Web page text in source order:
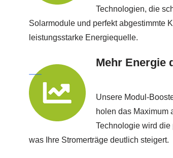
Technologien, die
Solarmodule und perfekt abgestimmte
leistungsstarke Energiequelle.
Mehr Energie
Unsere Modul-
holen das Maximum
Technologie wird
was Ihre Stromerträge deutlich steigert.